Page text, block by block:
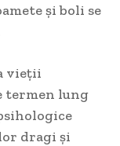
și boli se
vieții
termen lung
dragi și